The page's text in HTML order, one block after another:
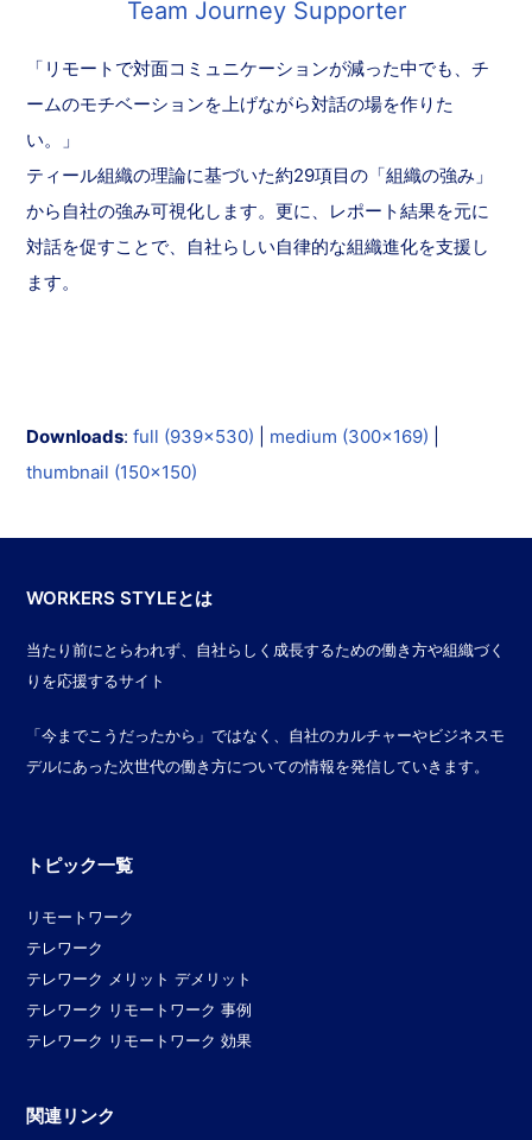
Team Journey Supporter
「リモートで対面コミュニケーションが減った中でも、チ
ームのモチベーションを上げながら対話の場を作りた
い。」
ティール組織の理論に基づいた約29項目の「組織の強み」
から自社の強み可視化します。更に、レポート結果を元に
対話を促すことで、自社らしい自律的な組織進化を支援し
ます。
Downloads:full (939x530) medium (300x169)
thumbnail (150x150)
WORKERS STYLEとは
当たり前にとらわれず、自社らしく成長するための働き方や組織づく
りを応援するサイト
「今までこうだったから」ではなく、自社のカルチャーやビジネスモ
デルにあった次世代の働き方についての情報を発信していきます。
トピック一覧
リモートワーク
テレワーク
テレワーク メリット デメリット
テレワーク リモートワーク 事例
テレワーク リモートワーク 効果
関連リンク